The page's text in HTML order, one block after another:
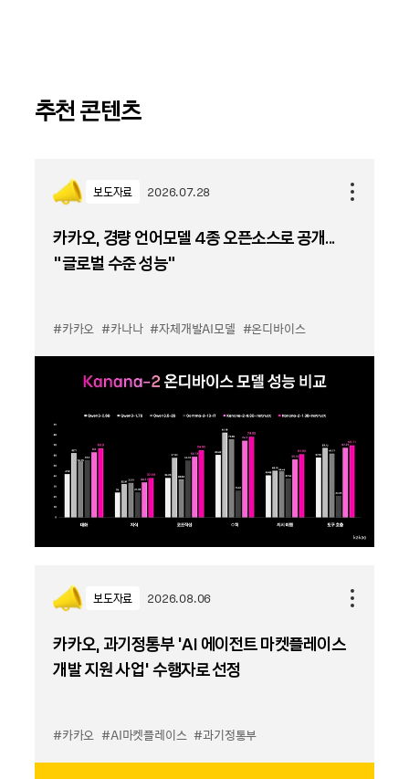
추천 콘텐츠
보도자료 2026.07.28
카카오, 경량 언어모델 4종 오픈소스로 공개...
“글로벌 수준 성능”
#카카오 #카나나 #자체개발AI모델 #온디바이스
보도자료 2026.08.06
카카오, 과기정통부 ‘AI 에이전트 마켓플레이스
개발 지원 사업’ 수행자로 선정
#카카오 #AI마켓플레이스 #과기정통부